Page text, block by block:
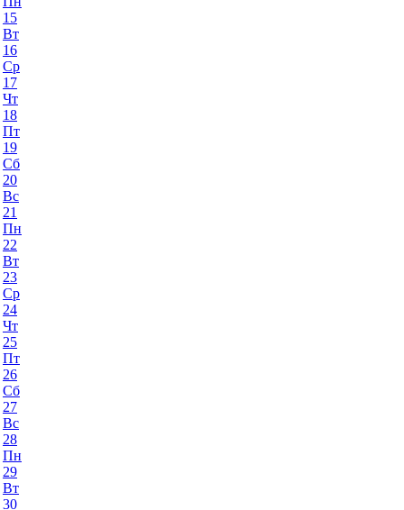
15
Вт
16
Ср
17
Чт
18
Пт
19
Сб
20
Вс
21
Пн
22
Вт
23
Ср
24
Чт
25
Пт
26
Сб
27
Вс
28
Пн
29
Вт
30